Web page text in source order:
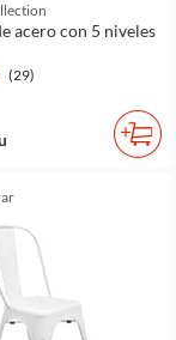
acero con 5 niveles
(29)